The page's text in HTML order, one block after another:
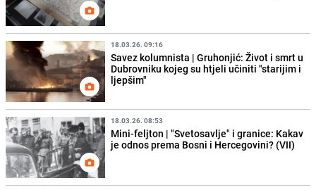
18.03.26. 09:16
Savez kolumnista | Gruhonjić: Život i smrt u
Dubrovniku kojeg su htjeli učiniti "starijim i
ljepšim"
18.03.26. 08:53
Mini-feljton | "Svetosavlje" i granice: Kakav
je odnos prema Bosni i Hercegovini? (VII)